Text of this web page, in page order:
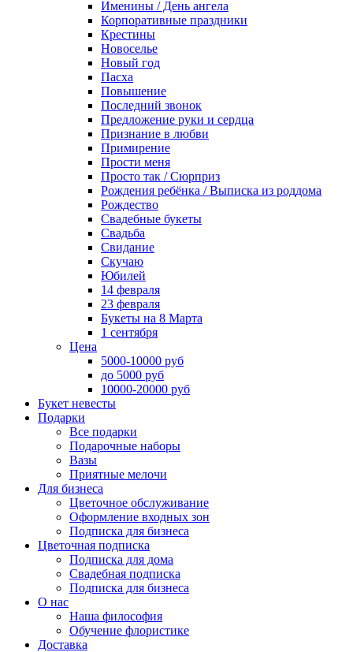
Именины / День ангела
Корпоративные праздники
Крестины
Новоселье
Новый год
Пасха
Повышение
Последний звонок
Предложение руки и сердца
Признание в любви
Примирение
Прости меня
Просто так / Сюрприз
Рождения ребёнка / Выписка из роддома
Рождество
Свадебные букеты
Свадьба
Свидание
Скучаю
Юбилей
14 февраля
23 февраля
Букеты на 8 Марта
1 сентября
Цена
5000-10000 руб
до 5000 руб
10000-20000 руб
Букет невесты
Подарки
Все подарки
Подарочные наборы
Вазы
Приятные мелочи
Для бизнеса
Цветочное обслуживание
Оформление входных зон
Подписка для бизнеса
Цветочная подписка
Подписка для дома
Свадебная подписка
Подписка для бизнеса
О нас
Наша философия
Обучение флористике
Доставка